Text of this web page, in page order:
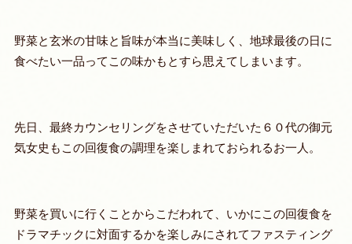
野菜と玄米の甘味と旨味が本当に美味しく、地球最後の日に
食べたい一品ってこの味かもとすら思えてしまいます。
先日、最終カウンセリングをさせていただいた６０代の御元
気女史もこの回復食の調理を楽しまれておられるお一人。
野菜を買いに行くことからこだわれて、いかにこの回復食を
ドラマチックに対面するかを楽しみにされてファスティング